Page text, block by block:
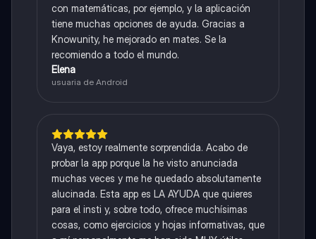
con matemáticas, por ejemplo, y la aplicación
tiene muchas opciones de ayuda. Gracias a
Knowunity, he mejorado en mates. Se la
recomiendo a todo el mundo.
Elena
usuaria de Android
Vaya, estoy realmente sorprendida. Acabo de
probar la app porque la he visto anunciada
muchas veces y me he quedado absolutamente
alucinada. Esta app es LA AYUDA que quieres
para el insti y, sobre todo, ofrece muchísimas
cosas, como ejercicios y hojas informativas, que